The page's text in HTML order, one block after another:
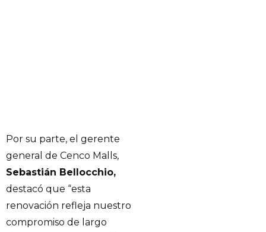
Por su parte, el gerente
general de Cenco Malls,
Sebastián Bellocchio,
destacó que “esta
renovación refleja nuestro
compromiso de largo